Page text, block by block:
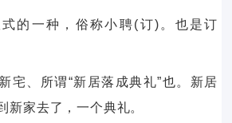
的一种，俗称小聘(订)。也是订
宅、所谓“新居落成典礼”也。新居
新家去了，一个典礼。